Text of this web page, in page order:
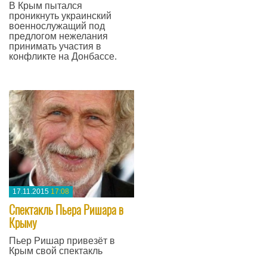
В Крым пытался
проникнуть украинский
военнослужащий под
предлогом нежелания
принимать участия в
конфликте на Донбассе.
17.11.2015 17:08
Спектакль Пьера Ришара в
Крыму
Пьер Ришар привезёт в
Крым свой спектакль